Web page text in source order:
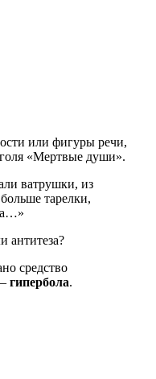
или фигуры речи,
«Мертвые души».
ватрушки, из
тарелки,
антитеза?
средство
гипербола.